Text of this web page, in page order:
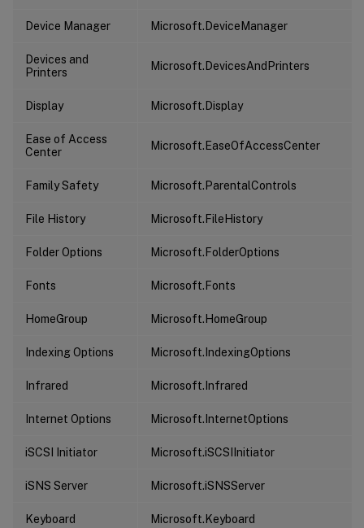
Device Manager Microsoft.DeviceManager
Devices and
Printers
Microsoft.DevicesAndPrinters
Display Microsoft.Display
Ease of Access
Center
Microsoft.EaseOfAccessCenter
Family Safety Microsoft.ParentalControls
File History Microsoft.FileHistory
Folder Options Microsoft.FolderOptions
Fonts Microsoft.Fonts
HomeGroup Microsoft.HomeGroup
Indexing Options Microsoft.IndexingOptions
Infrared Microsoft.Infrared
Internet Options Microsoft.InternetOptions
iSCSI Initiator Microsoft.iSCSIInitiator
iSNS Server Microsoft.iSNSServer
Keyboard Microsoft.Keyboard